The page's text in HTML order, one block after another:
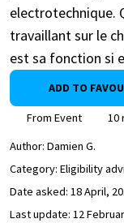
electrotechnique.
travaillant sur le
est sa fonction si
ADD TO
From Event 10
Author: Damien G.
Category: Eligibility
Date asked: 18 April,
Last update: 12